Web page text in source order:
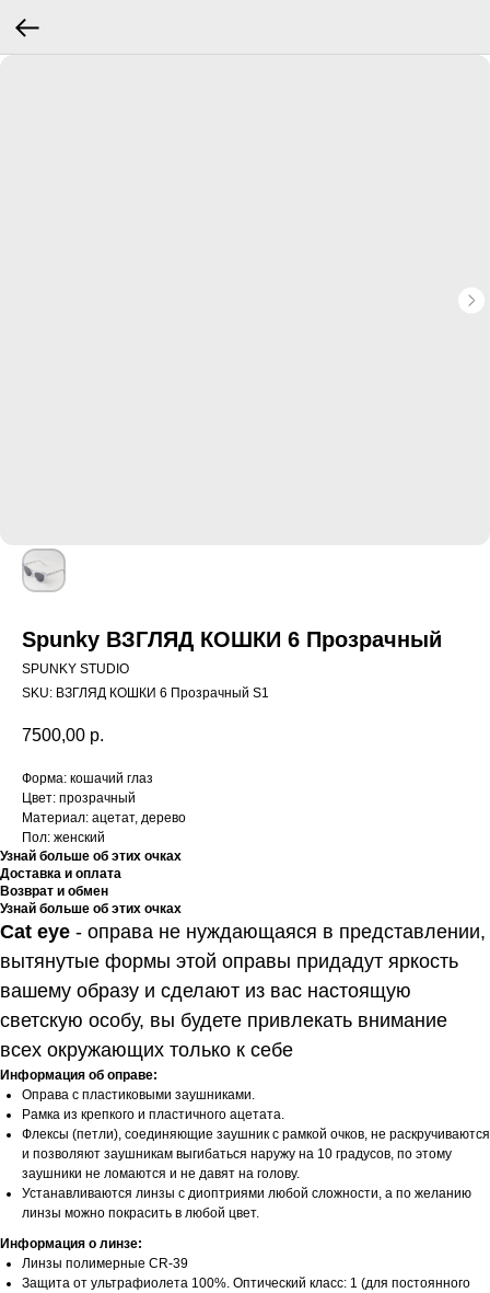
Spunky ВЗГЛЯД КОШКИ 6 Прозрачный
SPUNKY STUDIO
SKU: ВЗГЛЯД КОШКИ 6 Прозрачный S1
7500,00 р.
Форма: кошачий глаз
Цвет: прозрачный
Материал: ацетат, дерево
Пол: женский
Узнай больше об этих очках
Доставка и оплата
Возврат и обмен
Узнай больше об этих очках
Cat eye - оправа не нуждающаяся в представлении,
вытянутые формы этой оправы придадут яркость
вашему образу и сделают из вас настоящую
светскую особу, вы будете привлекать внимание
всех окружающих только к себе
Информация об оправе:
Оправа с пластиковыми заушниками.
Рамка из крепкого и пластичного ацетата.
Флексы (петли), соединяющие заушник с рамкой очков, не раскручиваются
и позволяют заушникам выгибаться наружу на 10 градусов, по этому
заушники не ломаются и не давят на голову.
Устанавливаются линзы с диоптриями любой сложности, а по желанию
линзы можно покрасить в любой цвет.
Информация о линзе:
Линзы полимерные CR-39
Защита от ультрафиолета 100%. Оптический класс: 1 (для постоянного